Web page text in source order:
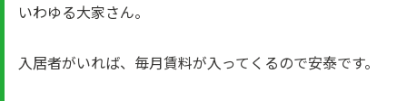
いわゆる大家さん。
入居者がいれば、毎月賃料が入ってくるので安泰です。